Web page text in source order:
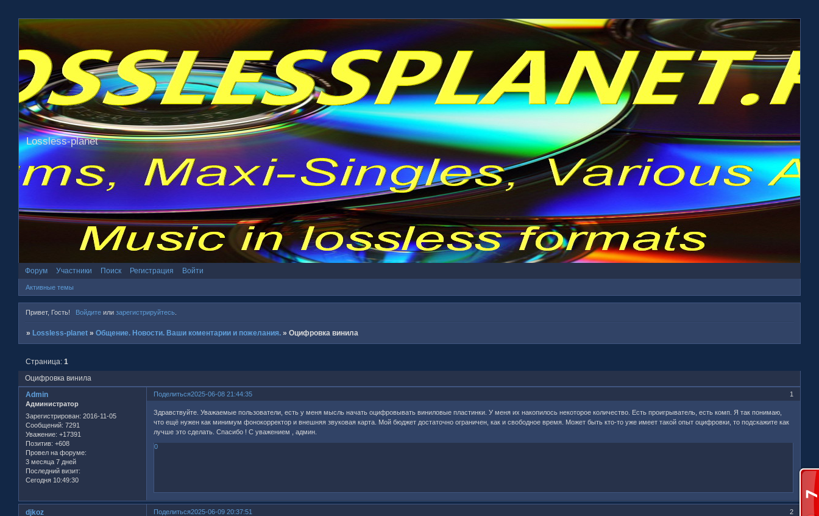
Lossless-planet
Форум Участники Поиск Регистрация Войти
Активные темы
Привет, Гость! Войдитеили зарегистрируйтесь.
» Lossless-planet »Общение. Новости. Ваши коментарии и пожелания. »Оцифровка винила
Оцифровка винила
Страница:1
Поделиться 1
2025-06-08 21:44:35
Admin
Администратор
Зарегистрирован: 2016-11-05
Сообщений: 7291
Уважение: +17391
Позитив: +608
Провел на форуме:
3 месяца 7 дней
Последний визит:
Сегодня 10:49:30
Здравствуйте. Уважаемые пользователи, есть у меня мысль начать оцифровывать виниловые пластинки. У меня их накопилось некоторое количество. Есть проигрыватель, есть комп. Я так понимаю,
что ещё нужен как минимум фонокорректор и внешняя звуковая карта. Мой бюджет достаточно ограничен, как и свободное время. Может быть кто-то уже имеет такой опыт оцифровки, то подскажите как
лучше это сделать. Спасибо ! С уважением , админ.
0
Поделиться 2
2025-06-09 20:37:51
djkoz